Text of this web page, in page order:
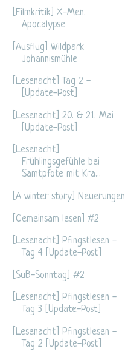
[Filmkritik] X-Men.
Apocalypse
[Ausflug] Wildpark
Johannismühle
[Lesenacht] Tag 2 -
[Update-Post]
[Lesenacht] 20. & 21. Mai
[Update-Post]
[Lesenacht]
Frühlingsgefühle bei
Samtpfote mit Kra...
[A winter story] Neuerungen
[Gemeinsam lesen] #2
[Lesenacht] Pfingstlesen -
Tag 4 [Update-Post]
[SuB-Sonntag] #2
[Lesenacht] Pfingstlesen -
Tag 3 [Update-Post]
[Lesenacht] Pfingstlesen -
Tag 2 [Update-Post]